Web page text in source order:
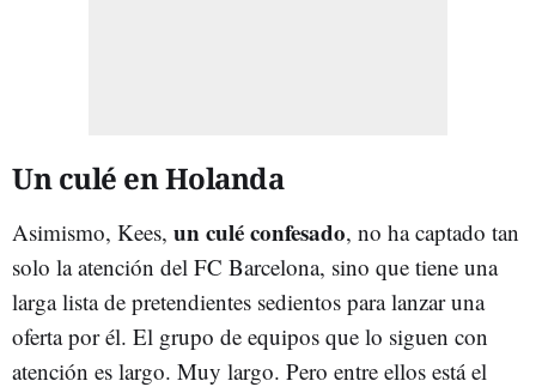
Un culé en Holanda
Asimismo, Kees, un culé confesado, no ha captado tan
solo la atención del FC Barcelona, sino que tiene una
larga lista de pretendientes sedientos para lanzar una
oferta por él. El grupo de equipos que lo siguen con
atención es largo. Muy largo. Pero entre ellos está el